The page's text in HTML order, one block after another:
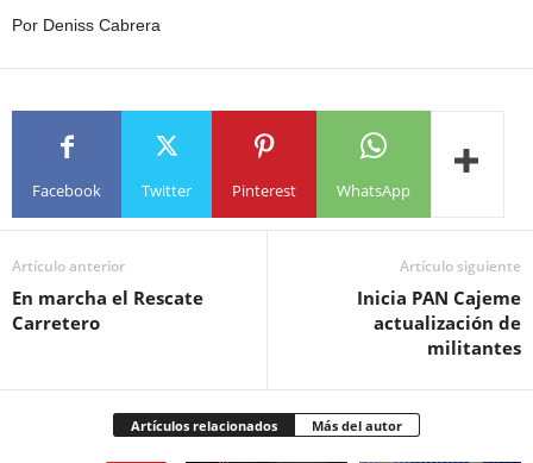
Por Deniss Cabrera
Facebook Twitter Pinterest WhatsApp
Artículo anterior
En marcha el Rescate
Carretero
Artículo siguiente
Inicia PAN Cajeme
actualización de
militantes
Artículos relacionados Más del autor